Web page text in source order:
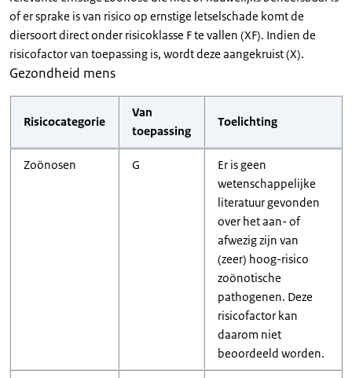
of er sprake is van risico op ernstige letselschade komt de
diersoort direct onder risicoklasse F te vallen (XF). Indien de
risicofactor van toepassing is, wordt deze aangekruist (X).
Gezondheid mens
Risicocategorie
Van
toepassing
Toelichting
Zoönosen G
Er is geen
wetenschappelijke
literatuur gevonden
over het aan- of
afwezig zijn van
(zeer) hoog-risico
zoönotische
pathogenen. Deze
risicofactor kan
daarom niet
beoordeeld worden.